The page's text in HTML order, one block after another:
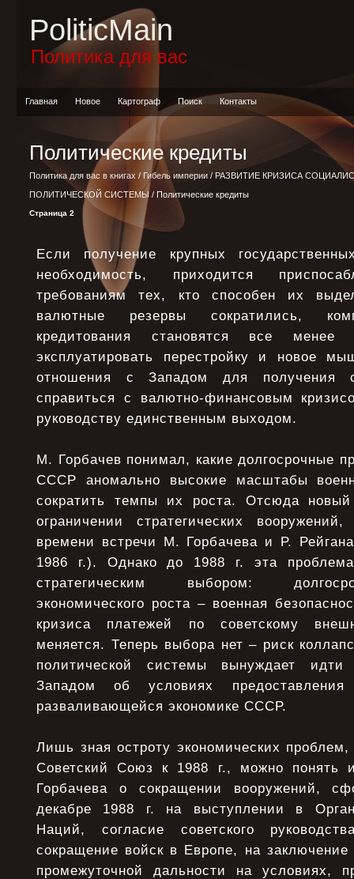
PoliticMain
Политика для вас
Главная Новое Картограф Поиск Контакты
Политические кредиты
Политика для вас в книгах / Гибель империи/РАЗВИТИЕ КРИЗИСА
ПОЛИТИЧЕСКОЙ СИСТЕМЫ / Политические кредиты
Страница 2
Если получение крупных
необходимость, приходится
требованиям тех, кто способен их
валютные резервы сократились,
кредитования становятся все менее
эксплуатировать перестройку и новое
отношения с Западом для получения
справиться с валютно-финансовым
руководству единственным выходом.
М. Горбачев понимал, какие долгосрочные
СССР аномально высокие масштабы
сократить темпы их роста. Отсюда
ограничении стратегических
времени встречи М. Горбачева и Р.
1986 г.). Однако до 1988 г. эта
стратегическим выбором:
экономического роста – военная
кризиса платежей по советскому
меняется. Теперь выбора нет – риск
политической системы вынуждает
Западом об условиях
разваливающейся экономике СССР.
Лишь зная остроту экономических
Советский Союз к 1988 г., можно понять
Горбачева о сокращении вооружений,
декабре 1988 г. на выступлении в
Наций, согласие советского
сокращение войск в Европе, на
промежуточной дальности на условиях,